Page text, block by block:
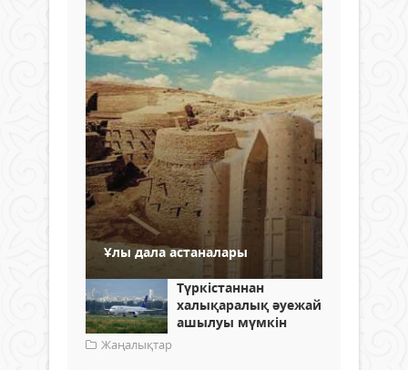
Ұлы дала астаналары
Түркістаннан
халықаралық әуежай
ашылуы мүмкін
Жаңалықтар